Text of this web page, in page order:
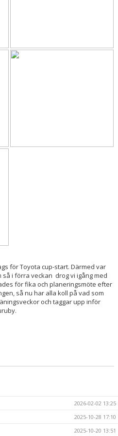
för Toyota cup-start. Därmed var
i förra veckan drog vi igång med
för fika och planeringsmöte efter
så nu har alla koll på vad som
och taggar upp inför
2026-02-02 13:25
2025-10-28 17:10
2025-10-20 13:51